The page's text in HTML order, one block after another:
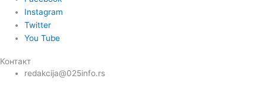
Instagram
Twitter
You Tube
Контакт
redakcija@025info.rs